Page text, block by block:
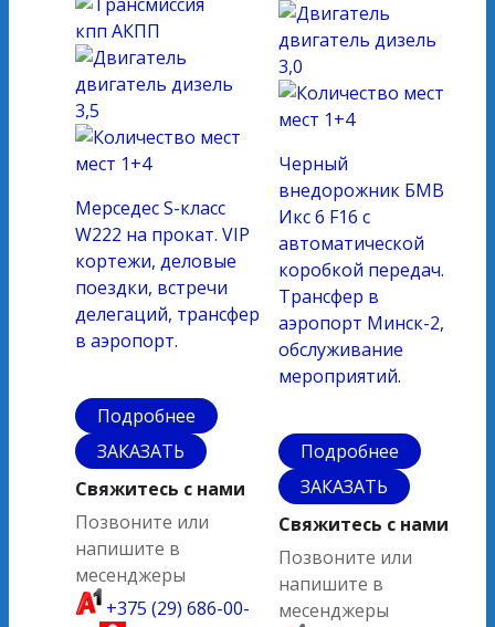
кпп АКПП
двигатель дизель
3,5
мест 1+4
Мерседес S-класс
W222 на прокат. VIP
кортежи, деловые
поездки, встречи
делегаций, трансфер
в аэропорт.
Подробнее
ЗАКАЗАТЬ
Свяжитесь с нами
Позвоните или
напишите в
месенджеры
+375 (29) 686-00-
двигатель дизель
3,0
мест 1+4
Черный
внедорожник БМВ
Икс 6 F16 с
автоматической
коробкой передач.
Трансфер в
аэропорт Минск-2,
обслуживание
мероприятий.
Подробнее
ЗАКАЗАТЬ
Свяжитесь с нами
Позвоните или
напишите в
месенджеры